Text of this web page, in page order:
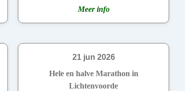
Meer info
21 jun 2026
Hele en halve Marathon in
Lichtenvoorde